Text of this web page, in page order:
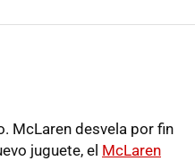
McLaren desvela por fin
juguete, el McLaren